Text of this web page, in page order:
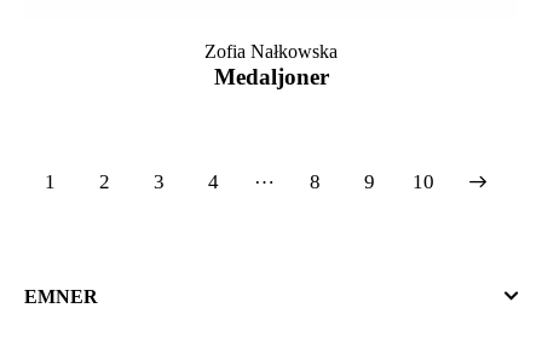
Medaljoner
Zofia Nałkowska
1 2 3 4 … 8 9 10
→
EMNER